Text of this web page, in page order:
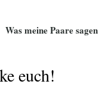
Was meine Paare sagen
euch!